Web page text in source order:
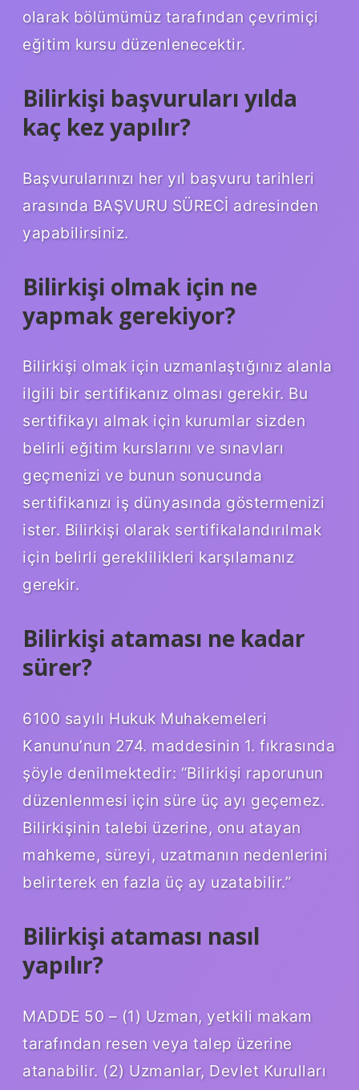
olarak bölümümüz tarafından çevrimiçi
eğitim kursu düzenlenecektir.
Bilirkişi başvuruları yılda
kaç kez yapılır?
Başvurularınızı her yıl başvuru tarihleri ​​
arasında BAŞVURU SÜRECİ adresinden
yapabilirsiniz.
Bilirkişi olmak için ne
yapmak gerekiyor?
Bilirkişi olmak için uzmanlaştığınız alanla
ilgili bir sertifikanız olması gerekir. Bu
sertifikayı almak için kurumlar sizden
belirli eğitim kurslarını ve sınavları
geçmenizi ve bunun sonucunda
sertifikanızı iş dünyasında göstermenizi
ister. Bilirkişi olarak sertifikalandırılmak
için belirli gereklilikleri karşılamanız
gerekir.
Bilirkişi ataması ne kadar
sürer?
6100 sayılı Hukuk Muhakemeleri
Kanunu’nun 274. maddesinin 1. fıkrasında
şöyle denilmektedir: “Bilirkişi raporunun
düzenlenmesi için süre üç ayı geçemez.
Bilirkişinin talebi üzerine, onu atayan
mahkeme, süreyi, uzatmanın nedenlerini
belirterek en fazla üç ay uzatabilir.”
Bilirkişi ataması nasıl
yapılır?
MADDE 50 – (1) Uzman, yetkili makam
tarafından resen veya talep üzerine
atanabilir. (2) Uzmanlar, Devlet Kurulları